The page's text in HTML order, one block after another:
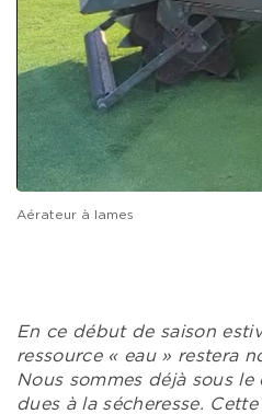
Aérateur à lames
En ce début de saison
ressource « eau » restera
Nous sommes déjà sous
dues à la sécheresse.